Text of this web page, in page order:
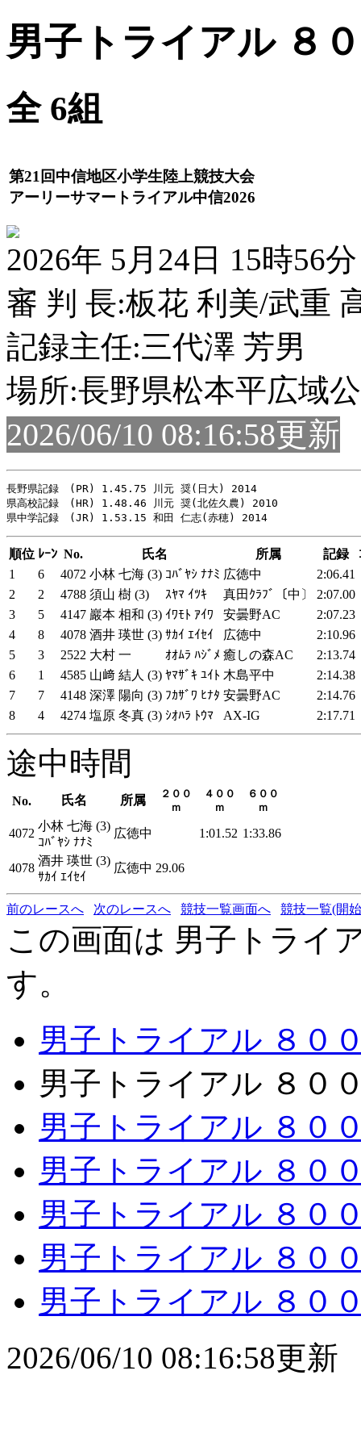
男子トライアル ８
全 6組
第21回中信地区小学生陸上競技大会
アーリーサマートライアル中信2026
2026年 5月24日 15時56分
審 判 長:板花 利美/武重
記録主任:三代澤 芳男
場所:長野県松本平広域
2026/06/10 08:16:58更新
長野県記録　(PR) 1.45.75 川元 奨(日大) 2014
県高校記録　(HR) 1.48.46 川元 奨(北佐久農) 2010
順位 ﾚｰﾝ No. 氏名 所属 記録
1
6 4072 小林 七海 (3) ｺﾊﾞﾔｼ ﾅﾅﾐ 広徳中
2:06.41
2
2 4788 須山 樹 (3) ｽﾔﾏ ｲﾂｷ 真田ｸﾗﾌﾞ〔中〕
2:07.00
3
5 4147 巖本 相和 (3) ｲﾜﾓﾄ ｱｲﾜ 安曇野AC
2:07.23
4
8 4078 酒井 瑛世 (3) ｻｶｲ ｴｲｾｲ 広徳中
2:10.96
5
3 2522 大村 一 ｵｵﾑﾗ ﾊｼﾞﾒ 癒しの森AC
2:13.74
6
1 4585 山﨑 結人 (3) ﾔﾏｻﾞｷ ﾕｲﾄ 木島平中
2:14.38
7
7 4148 深澤 陽向 (3) ﾌｶｻﾞﾜ ﾋﾅﾀ 安曇野AC
2:14.76
8
4 4274 塩原 冬真 (3) ｼｵﾊﾗ ﾄｳﾏ AX-IG 2:17.71
途中時間
No. 氏名 所属
２００
ｍ
４００
ｍ
６００
ｍ
4072
小林 七海 (3)
ｺﾊﾞﾔｼ ﾅﾅﾐ
広徳中 1:01.52 1:33.86
4078
酒井 瑛世 (3)
ｻｶｲ ｴｲｾｲ
広徳中 29.06
前のレースへ 次のレースへ 競技一覧画面へ 競技一覧(開
この画面は 男子トライ
す。
男子トライアル ８０
男子トライアル ８０
男子トライアル ８０
男子トライアル ８０
男子トライアル ８０
男子トライアル ８０
男子トライアル ８０
2026/06/10 08:16:58更新